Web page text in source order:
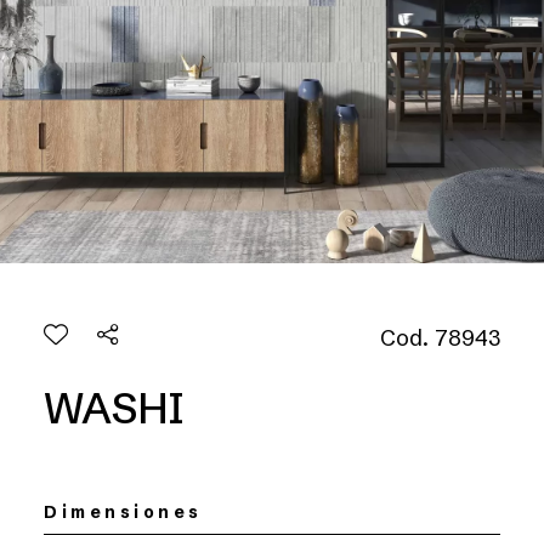
Cod. 78943
WASHI
Dimensiones